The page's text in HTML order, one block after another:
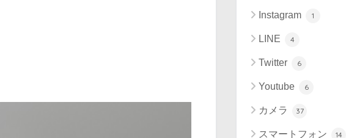
Instagram 1
LINE 4
Twitter 6
Youtube 6
カメラ 37
スマートフォン 14